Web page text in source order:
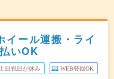
イール運搬・ライ
いOK
土日祝日が休み WEB登録OK